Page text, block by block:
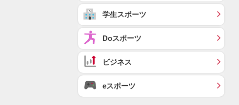
学生スポーツ
Doスポーツ
ビジネス
eスポーツ